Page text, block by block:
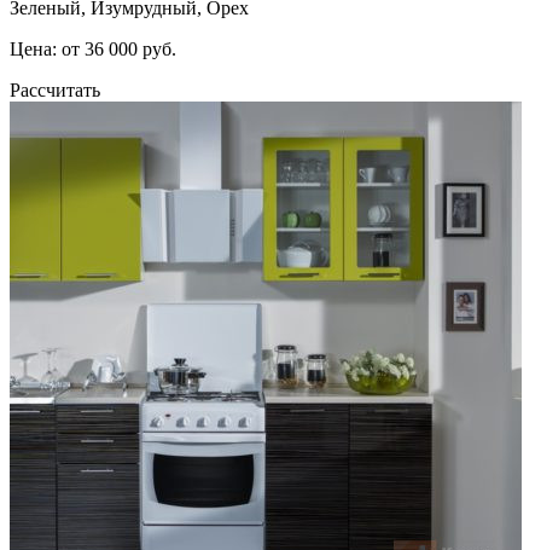
Зеленый, Изумрудный, Орех
Цена: от 36 000 руб.
Рассчитать